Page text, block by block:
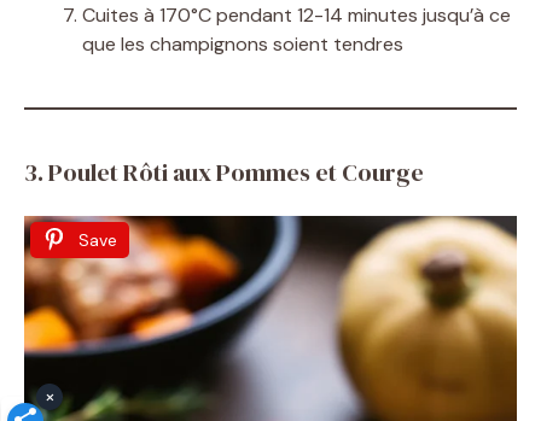
Cuites à 170°C pendant 12-14 minutes jusqu’à ce
que les champignons soient tendres
3. Poulet Rôti aux Pommes et Courge
Save
×